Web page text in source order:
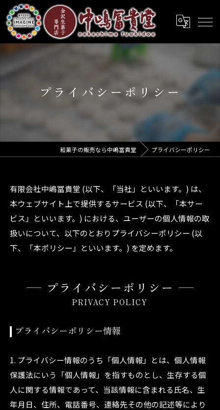
プライバシーポリシー
和菓子の販売なら中嶋冨貴堂 プライバシーポリシー
有限会社中嶋冨貴堂 (以下、「当社」といいます。) は、
本ウェブサイト上で提供するサービス (以下、「本サー
ビス」といいます。) における、ユーザーの個人情報の取
扱いについて、以下のとおりプライバシーポリシー (以
下、「本ポリシー」といいます。) を定めます。
プライバシーポリシー
PRIVACY POLICY
プライバシーポリシー情報
1. プライバシー情報のうち「個人情報」とは、個人情報
保護法にいう「個人情報」を指すものとし、生存する個
人に関する情報であって、当該情報に含まれる氏名、生
年月日、住所、電話番号、連絡先その他の記述等により